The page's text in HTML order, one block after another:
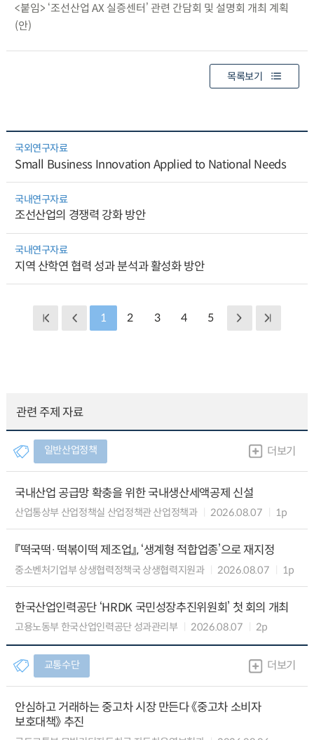
<붙임> ‘조선산업 AX 실증센터’ 관련 간담회 및 설명회 개최 계획
(안)
목록보기
국외연구자료
Small Business Innovation Applied to National Needs
국내연구자료
조선산업의 경쟁력 강화 방안
국내연구자료
지역 산학연 협력 성과 분석과 활성화 방안
1 2 3 4 5
관련 주제 자료
일반산업정책 더보기
국내산업 공급망 확충을 위한 국내생산세액공제 신설
산업통상부 산업정책실 산업정책관 산업정책과 2026.08.07 1p
『떡국떡·떡볶이떡 제조업』, ‘생계형 적합업종’으로 재지정
중소벤처기업부 상생협력정책국 상생협력지원과 2026.08.07 1p
한국산업인력공단 ‘HRDK 국민성장추진위원회’ 첫 회의 개최
고용노동부 한국산업인력공단 성과관리부 2026.08.07 2p
교통수단 더보기
안심하고 거래하는 중고차 시장 만든다 《중고차 소비자
보호대책》 추진